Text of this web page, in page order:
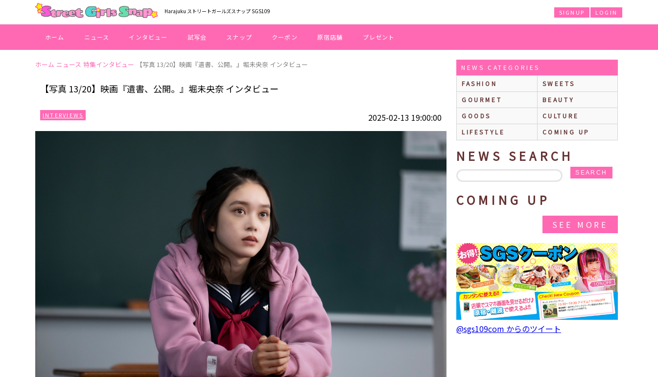
Harajuku ストリートガールズスナップ SGS109 LOGIN
SIGNUP
ホーム ニュース インタビュー 試写会 スナップ クーポン 原宿店舗 プレゼント
ホーム ニュース 特集インタビュー 【写真 13/20】映画『遺書、公開。』堀未央奈 インタビュー
【写真 13/20】映画『遺書、公開。』堀未央奈 インタビュー
INTERVIEWS 2025-02-13 19:00:00
NEWS CATEGORIES
FASHION
SWEETS
GOURMET
BEAUTY
GOODS
CULTURE
LIFESTYLE
COMING UP
NEWS SEARCH
SEARCH
COMING UP
SEE MORE
@sgs109com からのツイート